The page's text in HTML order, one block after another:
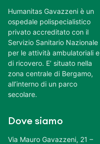
Humanitas Gavazzeni è un
ospedale polispecialistico
privato accreditato con il
Servizio Sanitario Nazionale
per le attività ambulatoriali e
di ricovero. E’ situato nella
zona centrale di Bergamo,
all’interno di un parco
secolare.
Dove siamo
Via Mauro Gavazzeni, 21 –